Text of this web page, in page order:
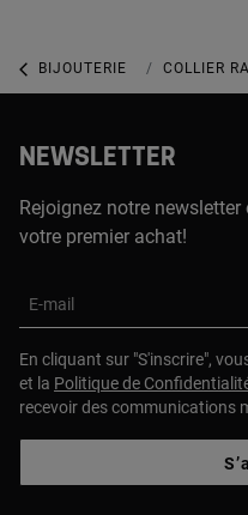
BIJOUTERIE BIJOUX
COLLIER
NEWSLETTER
Rejoignez notre
votre premier achat!
E-mail
En cliquant sur "S'inscrire",
et la Politique de
recevoir des communications